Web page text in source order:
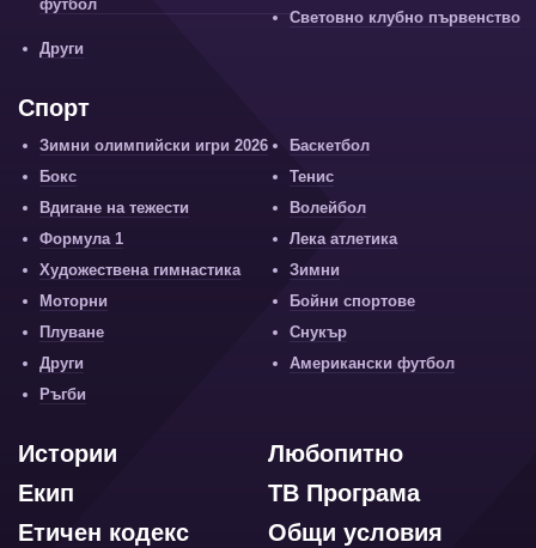
футбол
Световно клубно първенство
Други
Спорт
Зимни олимпийски игри 2026
Баскетбол
Бокс
Тенис
Вдигане на тежести
Волейбол
Формула 1
Лека атлетика
Художествена гимнастика
Зимни
Моторни
Бойни спортове
Плуване
Снукър
Други
Американски футбол
Ръгби
Любопитно
Истории
ТВ Програма
Екип
Общи условия
Етичен кодекс